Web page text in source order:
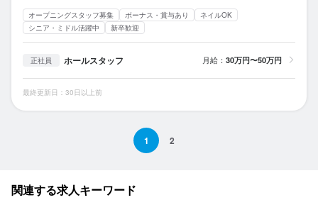
オープニングスタッフ募集 ボーナス・賞与あり
ネイルOK
シニア・ミドル活躍中
新卒歓迎
正社員 ホールスタッフ 月給： 30万円〜50万円
最終更新日：30日以上前
1 2
関連する求人キーワード